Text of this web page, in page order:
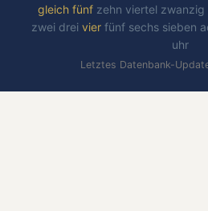
gleich fünf zehn viertel zwanzig
zwei drei vier fünf sechs sieben
uhr
Letztes Datenbank-